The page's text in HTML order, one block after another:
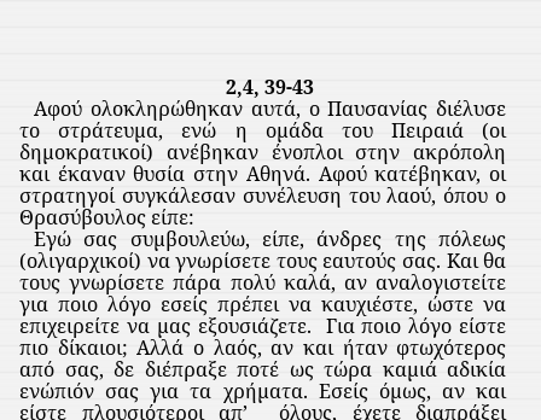
2,4, 39-43
Αφού ολοκληρώθηκαν αυτά, ο Παυσανίας διέλυσε
το στράτευμα, ενώ η ομάδα του Πειραιά (οι
δημοκρατικοί) ανέβηκαν ένοπλοι στην ακρόπολη
και έκαναν θυσία στην Αθηνά. Αφού κατέβηκαν, οι
στρατηγοί συγκάλεσαν συνέλευση του λαού, όπου ο
Θρασύβουλος είπε:
Εγώ σας συμβουλεύω, είπε, άνδρες της πόλεως
(ολιγαρχικοί) να γνωρίσετε τους εαυτούς σας. Και θα
τους γνωρίσετε πάρα πολύ καλά, αν αναλογιστείτε
για ποιο λόγο εσείς πρέπει να καυχιέστε, ώστε να
επιχειρείτε να μας εξουσιάζετε. Για ποιο λόγο είστε
πιο δίκαιοι; Αλλά ο λαός, αν και ήταν φτωχότερος
από σας, δε διέπραξε ποτέ ως τώρα καμιά αδικία
ενώπιόν σας για τα χρήματα. Εσείς όμως, αν και
είστε πλουσιότεροι απ’
όλους, έχετε διαπράξει